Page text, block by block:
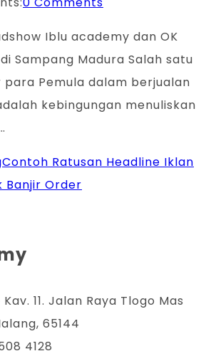
Iblu academy dan OK
Sampang Madura Salah satu
Pemula dalam berjualan
kebingungan menuliskan
Contoh Ratusan Headline Iklan
Banjir Order
11. Jalan Raya Tlogo Mas
65144
4128